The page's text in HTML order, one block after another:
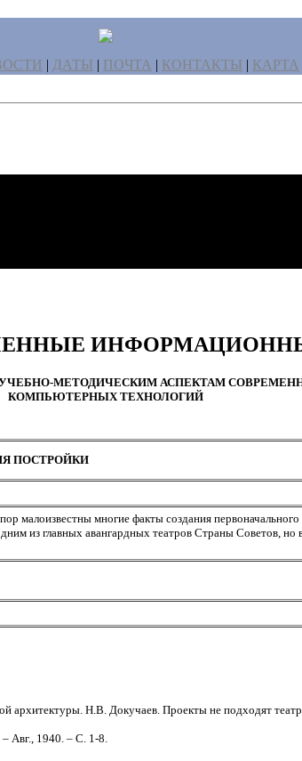
| ДАТЫ | ПОЧТА | КОНТАКТЫ | КАРТА
МЕТОДИЧЕСКИМ АСПЕКТАМ
КОМПЬЮТЕРНЫХ ТЕХНОЛОГИЙ
ПОСТРОЙКИ
малоизвестны многие факты создания
из главных авангардных театров Страны Советов,
Н.В. Докучаев. Проекты не подходят
Авг., 1940. – С. 1-8.